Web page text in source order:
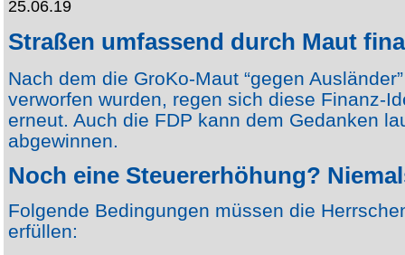
25.06.19
Straßen umfassend durch Maut
Nach dem die GroKo-Maut “gegen
verworfen wurden, regen sich diese Finanz-
erneut. Auch die FDP kann dem Gedanken
abgewinnen.
Noch eine Steuererhöhung?
Folgende Bedingungen müssen die
erfüllen: